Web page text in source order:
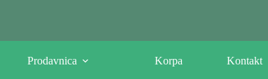
Prodavnica Korpa Kontakt